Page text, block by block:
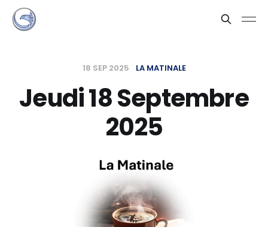
18 SEP 2025 LA MATINALE
Jeudi 18 Septembre
2025